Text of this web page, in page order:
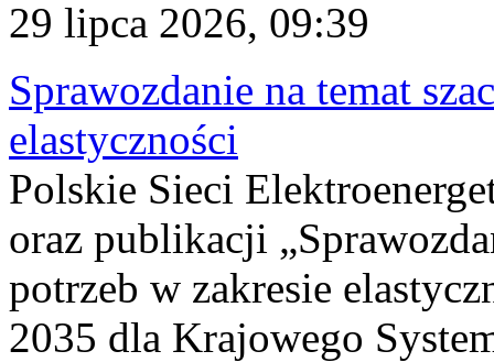
29 lipca 2026, 09:39
Sprawozdanie na temat
elastyczności
Polskie Sieci
oraz publikacji
potrzeb w zakresie
2035 dla Krajowego